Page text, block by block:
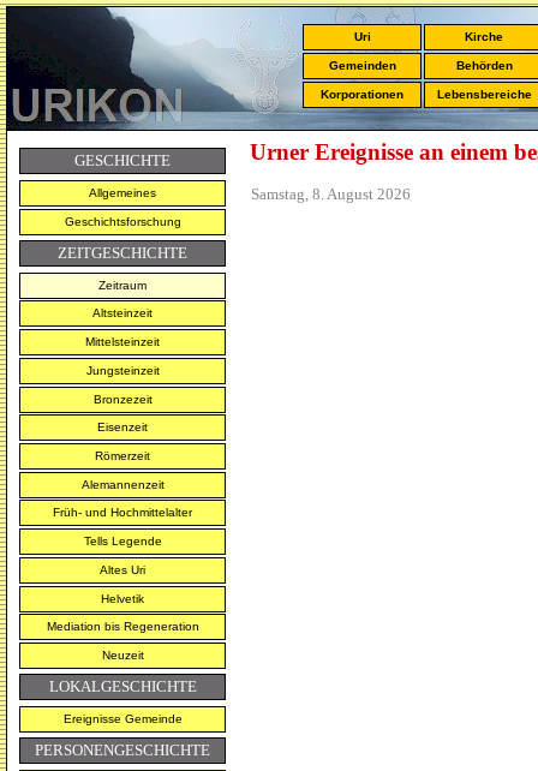
Uri Kirche
Gemeinden Behörden
Korporationen Lebensbereiche
GESCHICHTE
Allgemeines
Geschichtsforschung
ZEITGESCHICHTE
Zeitraum
Altsteinzeit
Mittelsteinzeit
Jungsteinzeit
Bronzezeit
Eisenzeit
Römerzeit
Alemannenzeit
Früh- und Hochmittelalter
Tells Legende
Altes Uri
Helvetik
Mediation bis Regeneration
Neuzeit
LOKALGESCHICHTE
Ereignisse Gemeinde
PERSONENGESCHICHTE
Urner Ereignisse an einem
Samstag, 8. August 2026